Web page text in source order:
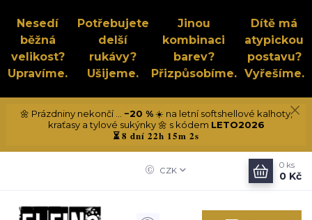
Nesedí
běžná
velikost?
Upravíme.
Potřebujete
delší
rukávy?
Ušijeme.
Jinou
kombinaci
barev?
Přizpůsobíme.
Dítě má
atypickou
postavu?
Vyřešíme.
🌼 Prázdniny nekončí ... −20 %☀️ na letní softshellové kalhoty,
kraťasy a tylové sukýnky 🌼 s kódem LETO2026
⏳8 dní 22h 15m 2s
CZK
0 ks
0 Kč